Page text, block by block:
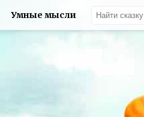
Умные мысли